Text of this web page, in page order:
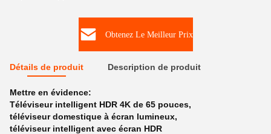
Obtenez Le Meilleur Prix
Détails de produit Description de produit
Mettre en évidence:
Téléviseur intelligent HDR 4K de 65 pouces,
téléviseur domestique à écran lumineux,
téléviseur intelligent avec écran HDR